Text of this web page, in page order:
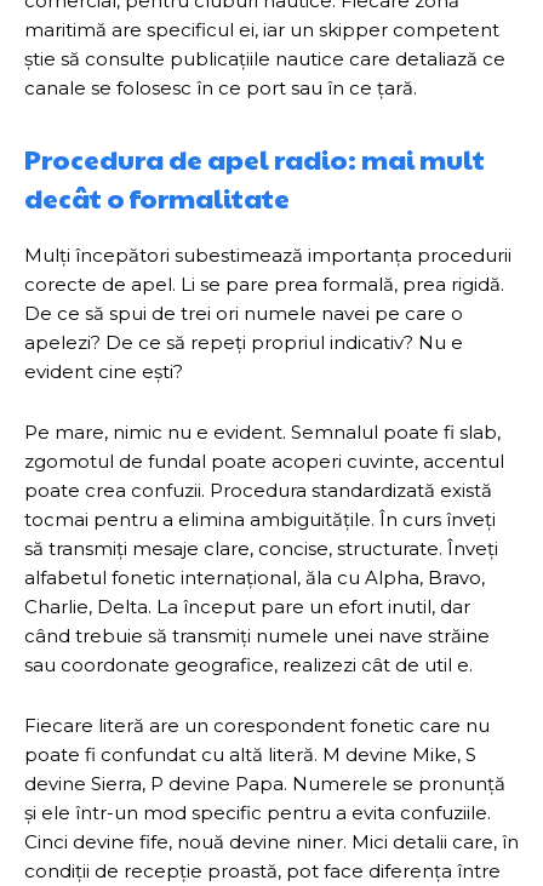
maritimă are specificul ei, iar un skipper competent
știe să consulte publicațiile nautice care detaliază ce
canale se folosesc în ce port sau în ce țară.
Procedura de apel radio: mai mult
decât o formalitate
Mulți începători subestimează importanța procedurii
corecte de apel. Li se pare prea formală, prea rigidă.
De ce să spui de trei ori numele navei pe care o
apelezi? De ce să repeți propriul indicativ? Nu e
evident cine ești?
Pe mare, nimic nu e evident. Semnalul poate fi slab,
zgomotul de fundal poate acoperi cuvinte, accentul
poate crea confuzii. Procedura standardizată există
tocmai pentru a elimina ambiguitățile. În curs înveți
să transmiți mesaje clare, concise, structurate. Înveți
alfabetul fonetic internațional, ăla cu Alpha, Bravo,
Charlie, Delta. La început pare un efort inutil, dar
când trebuie să transmiți numele unei nave străine
sau coordonate geografice, realizezi cât de util e.
Fiecare literă are un corespondent fonetic care nu
poate fi confundat cu altă literă. M devine Mike, S
devine Sierra, P devine Papa. Numerele se pronunță
și ele într-un mod specific pentru a evita confuziile.
Cinci devine fife, nouă devine niner. Mici detalii care, în
condiții de recepție proastă, pot face diferența între